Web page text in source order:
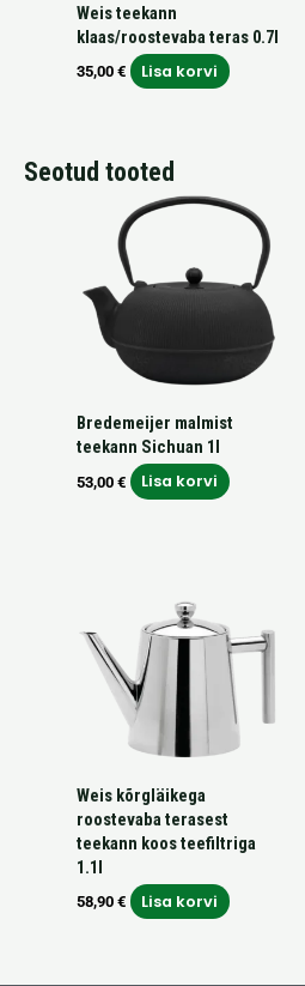
Weis teekann
klaas/roostevaba teras 0.7l
35,00 € Lisa korvi
Seotud tooted
Bredemeijer malmist
teekann Sichuan 1l
53,00 € Lisa korvi
Weis kõrgläikega
roostevaba terasest
teekann koos teefiltriga
1.1l
58,90 € Lisa korvi